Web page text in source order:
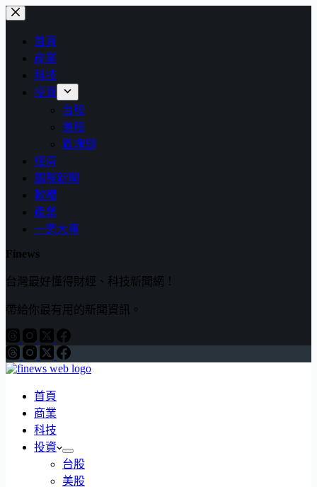
跳
首頁
商業
科技
投資
台股
美股
區塊鏈
經濟
國際新聞
軟體
產業
一週大事
Finews
台灣最好懂得財經、科技新聞網！
帶給你最有用的新聞資訊。
首頁
商業
科技
投資
台股
美股